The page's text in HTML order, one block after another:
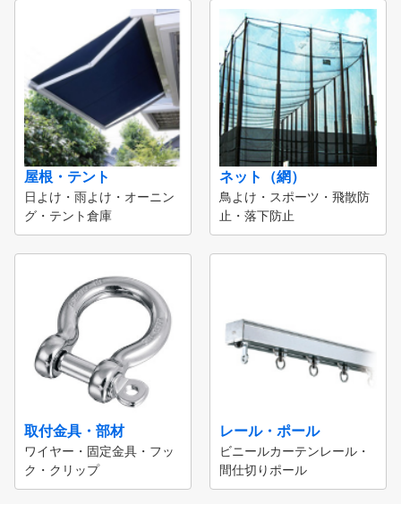
屋根・テント
日よけ・雨よけ・オーニン
グ・テント倉庫
ネット（網）
鳥よけ・スポーツ・飛散防
止・落下防止
取付金具・部材
ワイヤー・固定金具・フッ
ク・クリップ
レール・ポール
ビニールカーテンレール・
間仕切りポール